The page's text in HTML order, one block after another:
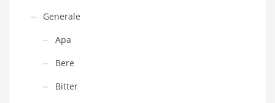
Generale
Apa
Bere
Bitter